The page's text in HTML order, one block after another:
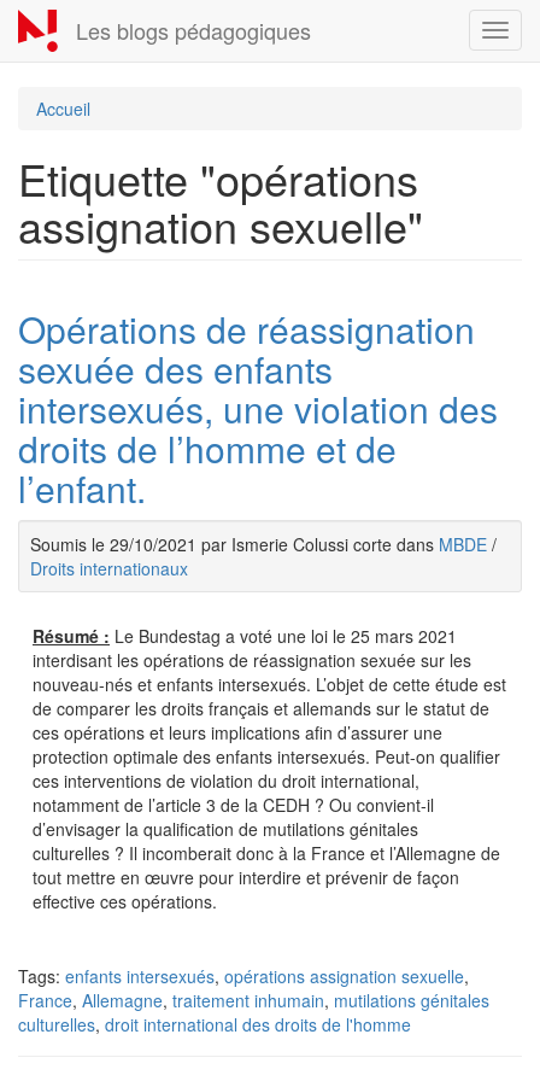
Aller
au
contenu
Les blogs pédagogiques
Accueil
Etiquette "opérations
assignation sexuelle"
Opérations de réassignation
sexuée des enfants
intersexués, une violation des
droits de l’homme et de
l’enfant.
Soumis le 29/10/2021 par Ismerie Colussi corte dans MBDE /
Droits internationaux
Résumé : Le Bundestag a voté une loi le 25 mars 2021
interdisant les opérations de réassignation sexuée sur les
nouveau-nés et enfants intersexués. L’objet de cette étude est
de comparer les droits français et allemands sur le statut de
ces opérations et leurs implications afin d’assurer une
protection optimale des enfants intersexués. Peut-on qualifier
ces interventions de violation du droit international,
notamment de l’article 3 de la CEDH ? Ou convient-il
d’envisager la qualification de mutilations génitales
culturelles ? Il incomberait donc à la France et l’Allemagne de
tout mettre en œuvre pour interdire et prévenir de façon
effective ces opérations.
Tags: enfants intersexués, opérations assignation sexuelle,
France, Allemagne, traitement inhumain, mutilations génitales
culturelles, droit international des droits de l'homme